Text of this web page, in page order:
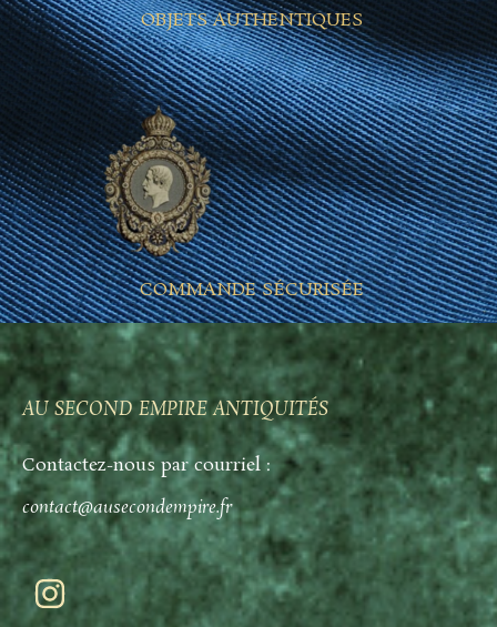
OBJETS AUTHENTIQUES
COMMANDE SÉCURISÉE
AU SECOND EMPIRE ANTIQUITÉS
Contactez-nous par courriel :
contact@ausecondempire.fr